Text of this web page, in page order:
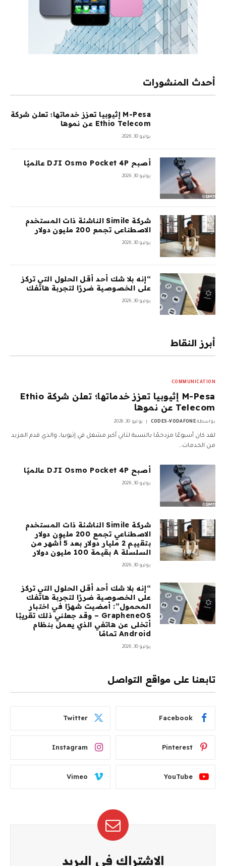
أحدث المنشورات
M-Pesa إثيوبيا تعزز خدماتها؛ تعلن شركة
Ethio Telecom عن نموها
يوليو 30, 2026
أصبح DJI Osmo Pocket 4P عالميًا
يوليو 30, 2026
شركة Simile الناشئة ذات المستخدم
الاصطناعي تجمع 200 مليون دولار
السلسلة A بقيمة 100 مليون دولار
يوليو 30, 2026
“إنه بلا شك أحد أقل الحلول التي تركز
على الخصوصية ضررًا لتجربة هاتفك
المحمول”: أمضيت شهرًا في اختبار
يوليو 30, 2026
أبرز النقاط
COMMUNICATION
M-Pesa إثيوبيا تعزز خدماتها؛ تعلن شركة Ethio
Telecom عن نموها
بواسطة CODES-VODAFONE يوليو 30, 2026
لقد كان أسبوعًا مزدحمًا بالنسبة لثاني أكبر مشغل في إثيوبيا، والذي قدم المزيد
من الخدمات…
أصبح DJI Osmo Pocket 4P عالميًا
يوليو 30, 2026
شركة Simile الناشئة ذات المستخدم
الاصطناعي تجمع 200 مليون دولار
بتقييم 2 مليار دولار بعد 5 أشهر من
السلسلة A بقيمة 100 مليون دولار
يوليو 30, 2026
“إنه بلا شك أحد أقل الحلول التي تركز
على الخصوصية ضررًا لتجربة هاتفك
المحمول”: أمضيت شهرًا في اختبار
GrapheneOS – وقد جعلني ذلك تقريبًا
أتخلى عن هاتفي الذي يعمل بنظام
Android تمامًا
يوليو 30, 2026
تابعنا على مواقع التواصل
Facebook
Twitter
Pinterest
Instagram
YouTube
Vimeo
الاشتراك في البريد